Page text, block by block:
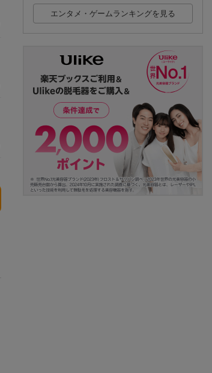
エンタメ・ゲームランキングを見る